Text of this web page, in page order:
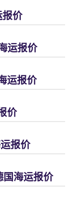
报价
运报价
运报价
价
报价
海运报价